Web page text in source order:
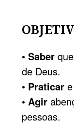
• Saberque
de Deus.
• Praticar
• Agir
pessoas.